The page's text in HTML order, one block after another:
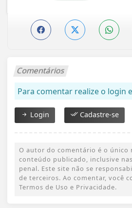
Comentários
Para comentar realize o login
Login Cadastre-se
O autor do comentário é o único
conteúdo publicado, inclusive
penal. Este site não se
de terceiros. Ao comentar, você
Termos de Uso e Privacidade.